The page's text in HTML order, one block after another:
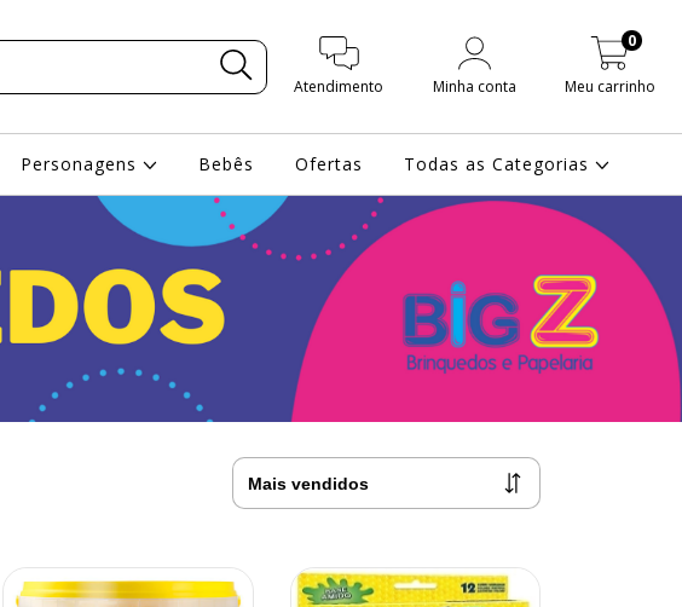
Atendimento Minha conta Meu carrinho
0
Personagens Bebês Ofertas Todas as Categorias